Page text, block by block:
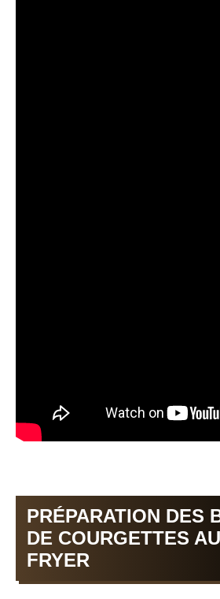
PRÉPARATION DES
DE COURGETTES
FRYER